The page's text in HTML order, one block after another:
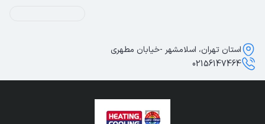
استان تهران، اسلامشهر -خیابان مطهری
02156147464